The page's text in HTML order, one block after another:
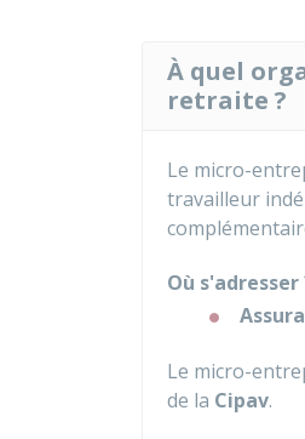
À quel
retraite ?
Le micro-
travailleur
Où s'adresser
Le micro-
de la Cipav.